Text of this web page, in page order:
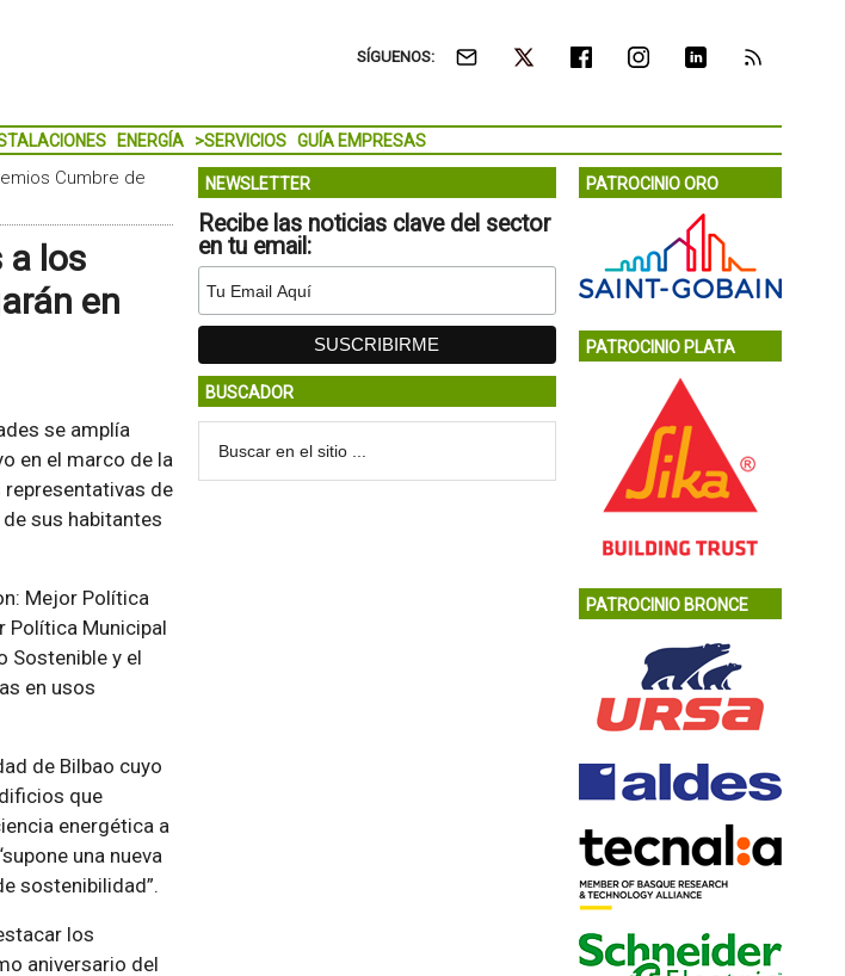
SÍGUENOS:
ENERGÍA >SERVICIOS GUÍA EMPRESAS
Cumbre de
a los
en
se amplía
en el marco de la
representativas de
sus habitantes
Mejor Política
Política Municipal
Sostenible y el
en usos
de Bilbao cuyo
que
energética a
una nueva
sostenibilidad”.
los
aniversario del
NEWSLETTER
Recibe las noticias clave del sector
en tu email:
BUSCADOR
PATROCINIO ORO
PATROCINIO PLATA
PATROCINIO BRONCE